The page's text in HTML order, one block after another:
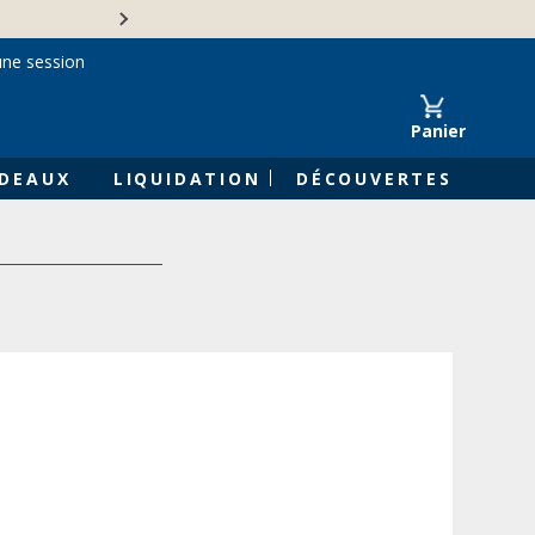
Panier
LIQUIDATION DÉCOUVERTES
session